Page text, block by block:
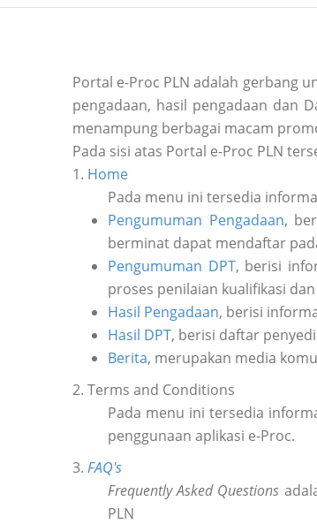
Portal e-Proc PLN adalah gerbang
pengadaan, hasil pengadaan dan
menampung berbagai macam
Pada sisi atas Portal e-Proc PLN
1. Home
Pada menu ini tersedia
Pengumuman Pengadaan,
berminat dapat mendaftar
Pengumuman DPT, berisi
proses penilaian kualifikasi
Hasil Pengadaan, berisi
Hasil DPT, berisi daftar
Berita, merupakan media
2. Terms and Conditions
Pada menu ini tersedia
penggunaan aplikasi e-Proc.
3. FAQ's
Frequently Asked Questions
PLN